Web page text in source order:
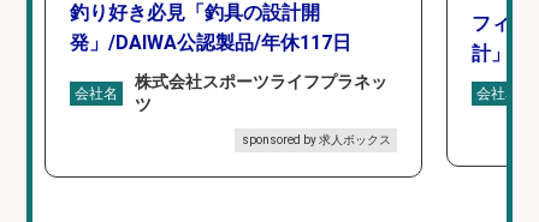
釣り好き必見「釣具の設計開
発」/DAIWA公認製品/年休117日
会社名
株式会社スポーツライフプラネッ
ツ
sponsored by 求人ボックス
フィッ
計」
会社名